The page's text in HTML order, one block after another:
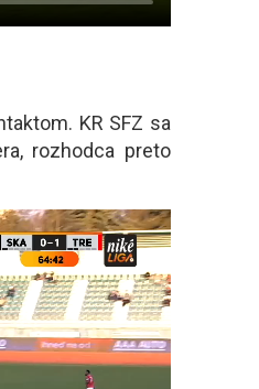
KR SFZ sa
rozhodca preto